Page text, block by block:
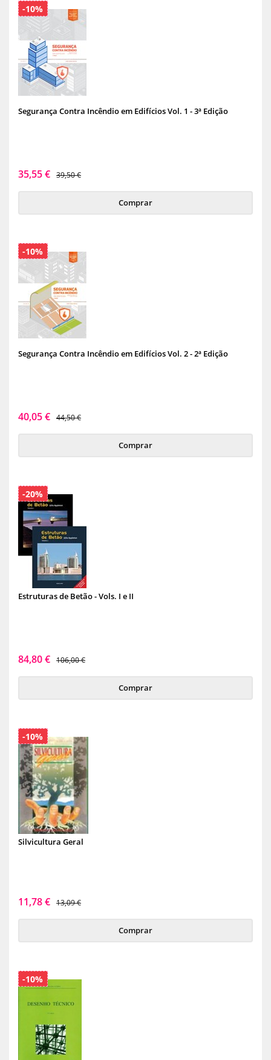
Segurança Contra Incêndio em Edifícios Vol. 1 - 3ª Edição
35,55 € 39,50 €
Comprar
-10%
Segurança Contra Incêndio em Edifícios Vol. 2 - 2ª Edição
40,05 € 44,50 €
Comprar
-10%
Estruturas de Betão - Vols. I e II
84,80 € 106,00 €
Comprar
-20%
Silvicultura Geral
11,78 € 13,09 €
Comprar
-10%
-10%